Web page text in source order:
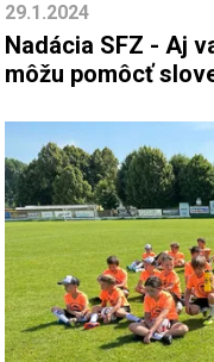
29.1.2024
Nadácia SFZ - Aj
môžu pomôcť